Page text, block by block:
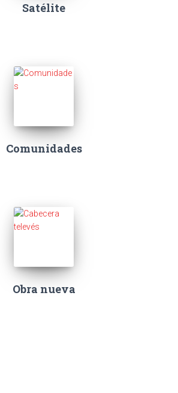
Satélite
Comunidades
Obra nueva